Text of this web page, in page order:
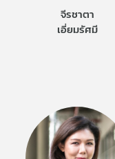
จีรชาตา
เอี่ยมรัศมี